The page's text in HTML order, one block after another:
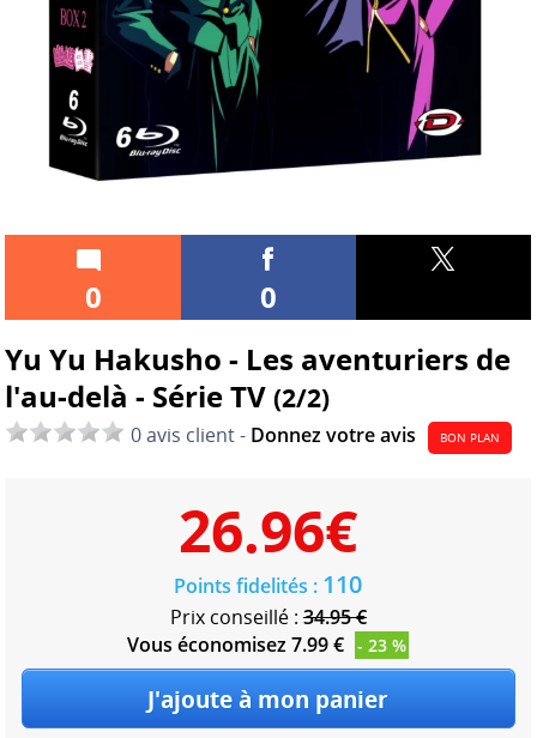
0
0
Yu Yu Hakusho - Les aventuriers de
l'au-delà - Série TV(2/2)
0 avis client - Donnez votre avis BON PLAN
26.96€
Points fidelités : 110
Prix conseillé : 34.95 €
Vous économisez 7.99 €
- 23 %